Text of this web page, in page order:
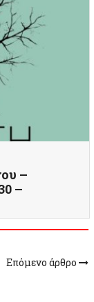
–
–
Επόμενο άρθρο